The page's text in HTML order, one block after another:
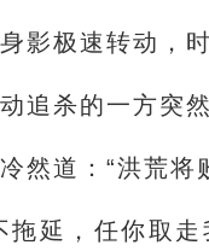
影极速转动，
追杀的一方突
然道：“洪荒将
拖延，任你取